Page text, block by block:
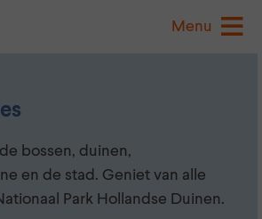
Menu
bossen, duinen,
en de stad. Geniet van alle
Park Hollandse Duinen.